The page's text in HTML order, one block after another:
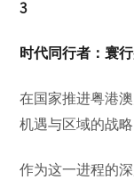
3
时代同行者：寰
在国家推进粤港
机遇与区域的战略
作为这一进程的